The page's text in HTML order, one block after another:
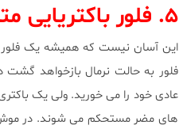
۵. فلور باکتریایی متنوع روده سالم ترین است.
این آسان نیست که همیشه یک فلور
فلور به حالت نرمال بازخواهد
عادی خود را می خورید. ولی یک
های مضر مستحکم می شوند. در موش